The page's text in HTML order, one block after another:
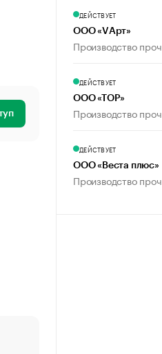
ДЕЙСТВУЕТ
ООО «VАрт»
Производство
ДЕЙСТВУЕТ
ООО «ТОР»
Производство
ДЕЙСТВУЕТ
ООО «Веста плюс»
Производство